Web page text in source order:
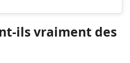
ils vraiment des